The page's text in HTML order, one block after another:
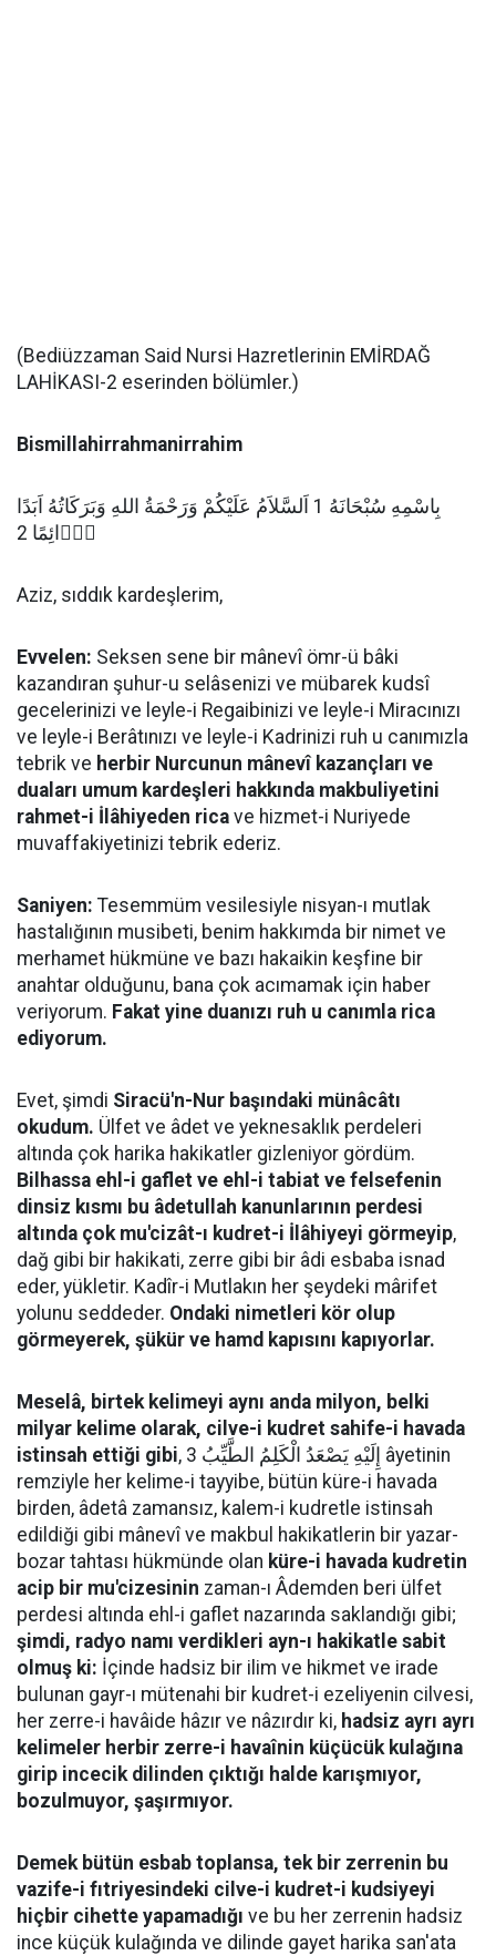
(Bediüzzaman Said Nursi Hazretlerinin EMİRDAĞ
LAHİKASI-2 eserinden bölümler.)
Bismillahirrahmanirrahim
بِاسْمِهِ سُبْحَانَهُ 1 اَلسَّلاَمُ عَلَيْكُمْ وَرَحْمَةُ اللهِ وَبَرَكَاتُهُ اَبَدًا
دَۤائِمًا 2
Aziz, sıddık kardeşlerim,
Evvelen: Seksen sene bir mânevî ömr-ü bâki
kazandıran şuhur-u selâsenizi ve mübarek kudsî
gecelerinizi ve leyle-i Regaibinizi ve leyle-i Miracınızı
ve leyle-i Berâtınızı ve leyle-i Kadrinizi ruh u canımızla
tebrik ve herbir Nurcunun mânevî kazançları ve
duaları umum kardeşleri hakkında makbuliyetini
rahmet-i İlâhiyeden rica ve hizmet-i Nuriyede
muvaffakiyetinizi tebrik ederiz.
Saniyen: Tesemmüm vesilesiyle nisyan-ı mutlak
hastalığının musibeti, benim hakkımda bir nimet ve
merhamet hükmüne ve bazı hakaikin keşfine bir
anahtar olduğunu, bana çok acımamak için haber
veriyorum. Fakat yine duanızı ruh u canımla rica
ediyorum.
Evet, şimdi Siracü'n-Nur başındaki münâcâtı
okudum. Ülfet ve âdet ve yeknesaklık perdeleri
altında çok harika hakikatler gizleniyor gördüm.
Bilhassa ehl-i gaflet ve ehl-i tabiat ve felsefenin
dinsiz kısmı bu âdetullah kanunlarının perdesi
altında çok mu'cizât-ı kudret-i İlâhiyeyi görmeyip,
dağ gibi bir hakikati, zerre gibi bir âdi esbaba isnad
eder, yükletir. Kadîr-i Mutlakın her şeydeki mârifet
yolunu seddeder. Ondaki nimetleri kör olup
görmeyerek, şükür ve hamd kapısını kapıyorlar.
Meselâ, birtek kelimeyi aynı anda milyon, belki
milyar kelime olarak, cilve-i kudret sahife-i havada
istinsah ettiği gibi, إِلَيْهِ يَصْعَدُ الْكَلِمُ الطَّيِّبُ 3 âyetinin
remziyle her kelime-i tayyibe, bütün küre-i havada
birden, âdetâ zamansız, kalem-i kudretle istinsah
edildiği gibi mânevî ve makbul hakikatlerin bir yazar-
bozar tahtası hükmünde olan küre-i havada kudretin
acip bir mu'cizesinin zaman-ı Âdemden beri ülfet
perdesi altında ehl-i gaflet nazarında saklandığı gibi;
şimdi, radyo namı verdikleri ayn-ı hakikatle sabit
olmuş ki: İçinde hadsiz bir ilim ve hikmet ve irade
bulunan gayr-ı mütenahi bir kudret-i ezeliyenin cilvesi,
her zerre-i havâide hâzır ve nâzırdır ki, hadsiz ayrı ayrı
kelimeler herbir zerre-i havaînin küçücük kulağına
girip incecik dilinden çıktığı halde karışmıyor,
bozulmuyor, şaşırmıyor.
Demek bütün esbab toplansa, tek bir zerrenin bu
vazife-i fıtriyesindeki cilve-i kudret-i kudsiyeyi
hiçbir cihette yapamadığı ve bu her zerrenin hadsiz
ince küçük kulağında ve dilinde gayet harika san'ata